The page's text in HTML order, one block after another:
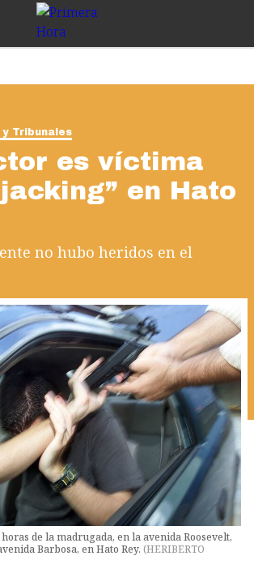
y Tribunales
es víctima
en Hato
no hubo heridos en el
de la madrugada, en la avenida Roosevelt,
Barbosa, en Hato Rey. (HERIBERTO